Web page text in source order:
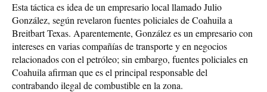
Esta táctica es idea de un empresario local llamado Julio
González, según revelaron fuentes policiales de Coahuila a
Breitbart Texas. Aparentemente, González es un empresario con
intereses en varias compañías de transporte y en negocios
relacionados con el petróleo; sin embargo, fuentes policiales en
Coahuila afirman que es el principal responsable del
contrabando ilegal de combustible en la zona.